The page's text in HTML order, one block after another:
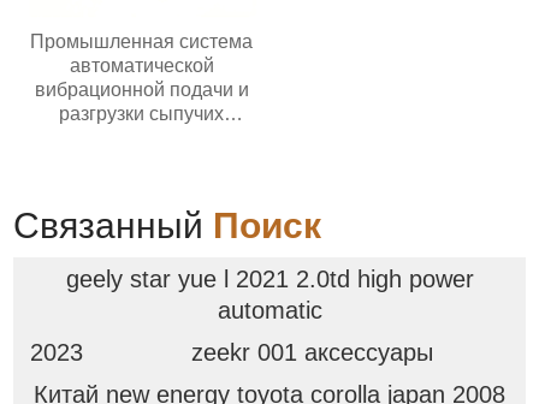
Промышленная система
автоматической
вибрационной подачи и
разгрузки сыпучих
порошка и гранул
Связанный Поиск
geely star yue l 2021 2.0td high power
automatic
2023
zeekr 001 аксессуары
Китай new energy toyota corolla japan 2008